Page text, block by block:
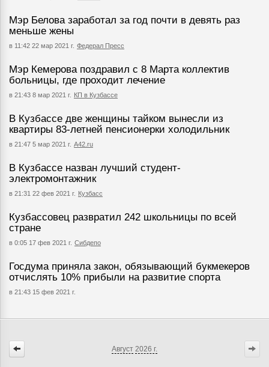
Мэр Белова заработал за год почти в девять раз
меньше жены
в 11:42 22 мар 2021 г. Федерал Пресс
Мэр Кемерова поздравил с 8 Марта коллектив
больницы, где проходит лечение
в 21:43 8 мар 2021 г. КП в Кузбассе
В Кузбассе две женщины тайком вынесли из
квартиры 83-летней пенсионерки холодильник
в 21:47 5 мар 2021 г. А42.ru
В Кузбассе назван лучший студент-
электромонтажник
в 21:31 22 фев 2021 г. Кузбасс
Кузбассовец развратил 242 школьницы по всей
стране
в 0:05 17 фев 2021 г. Сибдепо
Госдума приняла закон, обязывающий букмекеров
отчислять 10% прибыли на развитие спорта
в 21:43 15 фев 2021 г.
Август 2026 г.